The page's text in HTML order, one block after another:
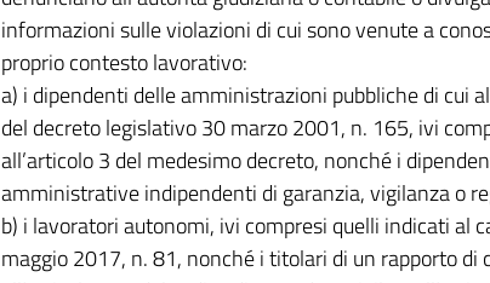
informazioni sulle violazioni di cui sono venute a
proprio contesto lavorativo:
a) i dipendenti delle amministrazioni pubbliche di cui
del decreto legislativo 30 marzo 2001, n. 165, ivi
all’articolo 3 del medesimo decreto, nonché i
amministrative indipendenti di garanzia, vigilanza o
b) i lavoratori autonomi, ivi compresi quelli indicati al
maggio 2017, n. 81, nonché i titolari di un rapporto di